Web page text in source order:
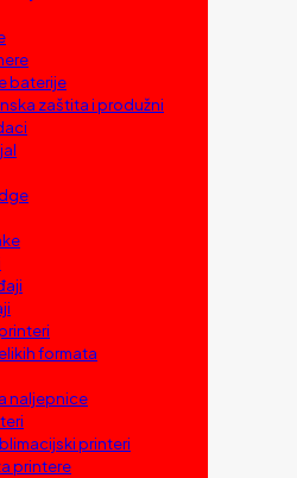
baterije
zaštita i produžni
formata
naljepnice
printeri
printere